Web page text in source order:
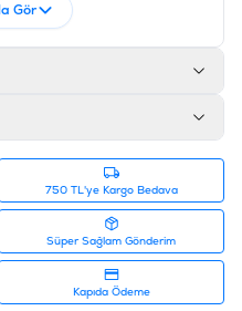
sakızı, tuz,
Lif %1, Kül %2
Gör
750 TL'ye Kargo Bedava
Süper Sağlam Gönderim
Kapıda Ödeme